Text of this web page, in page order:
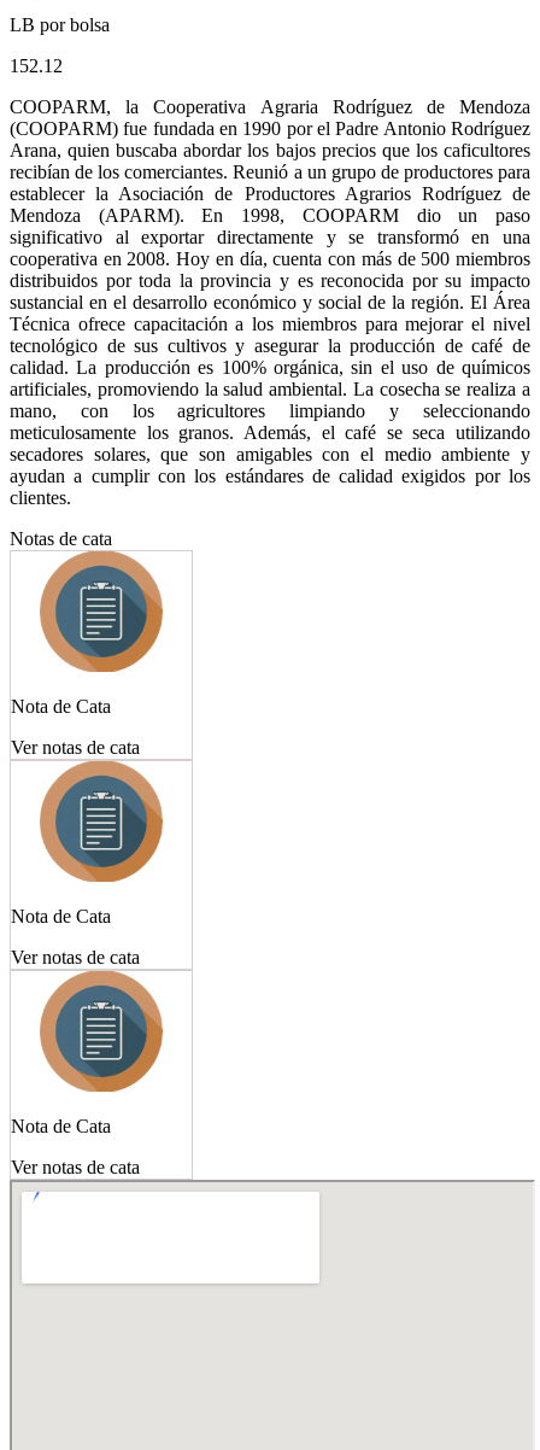
LB por bolsa
152.12
COOPARM, la Cooperativa Agraria Rodríguez de Mendoza
(COOPARM) fue fundada en 1990 por el Padre Antonio Rodríguez
Arana, quien buscaba abordar los bajos precios que los caficultores
recibían de los comerciantes. Reunió a un grupo de productores para
establecer la Asociación de Productores Agrarios Rodríguez de
Mendoza (APARM). En 1998, COOPARM dio un paso
significativo al exportar directamente y se transformó en una
cooperativa en 2008. Hoy en día, cuenta con más de 500 miembros
distribuidos por toda la provincia y es reconocida por su impacto
sustancial en el desarrollo económico y social de la región. El Área
Técnica ofrece capacitación a los miembros para mejorar el nivel
tecnológico de sus cultivos y asegurar la producción de café de
calidad. La producción es 100% orgánica, sin el uso de químicos
artificiales, promoviendo la salud ambiental. La cosecha se realiza a
mano, con los agricultores limpiando y seleccionando
meticulosamente los granos. Además, el café se seca utilizando
secadores solares, que son amigables con el medio ambiente y
ayudan a cumplir con los estándares de calidad exigidos por los
clientes.
Notas de cata
Nota de Cata
Ver notas de cata
Nota de Cata
Ver notas de cata
Nota de Cata
Ver notas de cata